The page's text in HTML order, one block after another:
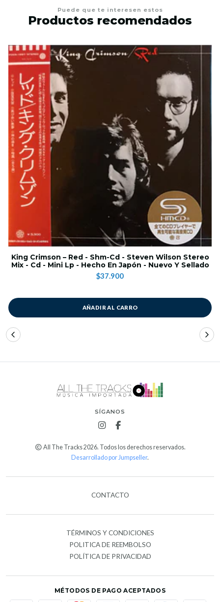
Puede que te interesen estos
Productos recomendados
King Crimson – Red - Shm-Cd - Steven Wilson Stereo
Mix - Cd - Mini Lp - Hecho En Japón - Nuevo Y Sellado
$37.900
AÑADIR AL CARRO
SÍGANOS
All The Tracks 2026. Todos los derechos reservados.
Desarrollado por Jumpseller.
CONTACTO
TÉRMINOS Y CONDICIONES
POLITICA DE REEMBOLSO
POLÍTICA DE PRIVACIDAD
MÉTODOS DE PAGO ACEPTADOS